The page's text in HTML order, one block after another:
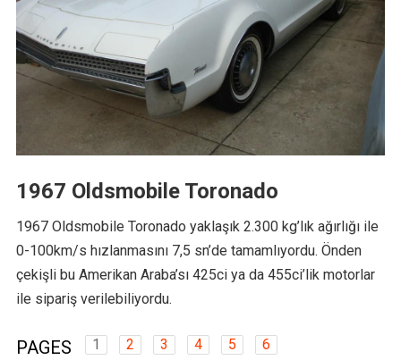
1967 Oldsmobile Toronado
1967 Oldsmobile Toronado yaklaşık 2.300 kg’lık ağırlığı ile
0-100km/s hızlanmasını 7,5 sn’de tamamlıyordu. Önden
çekişli bu Amerikan Araba’sı 425ci ya da 455ci’lik motorlar
ile sipariş verilebiliyordu.
PAGES 1 2 3 4 5 6